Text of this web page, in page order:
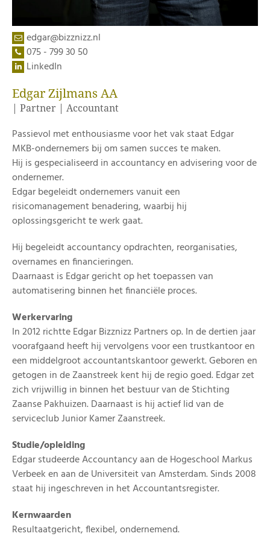
edgar@bizznizz.nl
075 - 799 30 50
LinkedIn
Edgar Zijlmans AA
| Partner | Accountant
Passievol met enthousiasme voor het vak staat Edgar
MKB-ondernemers bij om samen succes te maken.
Hij is gespecialiseerd in accountancy en advisering voor de
ondernemer.
Edgar begeleidt ondernemers vanuit een
risicomanagement benadering, waarbij hij
oplossingsgericht te werk gaat.
Hij begeleidt accountancy opdrachten, reorganisaties,
overnames en financieringen.
Daarnaast is Edgar gericht op het toepassen van
automatisering binnen het financiële proces.
Werkervaring
In 2012 richtte Edgar Bizznizz Partners op. In de dertien jaar
voorafgaand heeft hij vervolgens voor een trustkantoor en
een middelgroot accountantskantoor gewerkt. Geboren en
getogen in de Zaanstreek kent hij de regio goed. Edgar zet
zich vrijwillig in binnen het bestuur van de Stichting
Zaanse Pakhuizen. Daarnaast is hij actief lid van de
serviceclub Junior Kamer Zaanstreek.
Studie/opleiding
Edgar studeerde Accountancy aan de Hogeschool Markus
Verbeek en aan de Universiteit van Amsterdam. Sinds 2008
staat hij ingeschreven in het Accountantsregister.
Kernwaarden
Resultaatgericht, flexibel, ondernemend.